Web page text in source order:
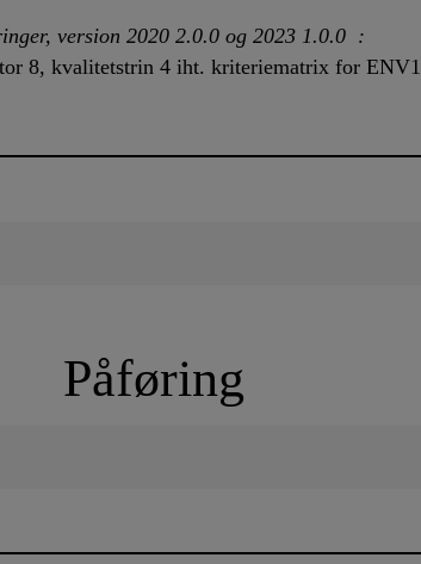
version 2020 2.0.0 og 2023 1.0.0 :
8, kvalitetstrin 4 iht. kriteriematrix for
Påføring